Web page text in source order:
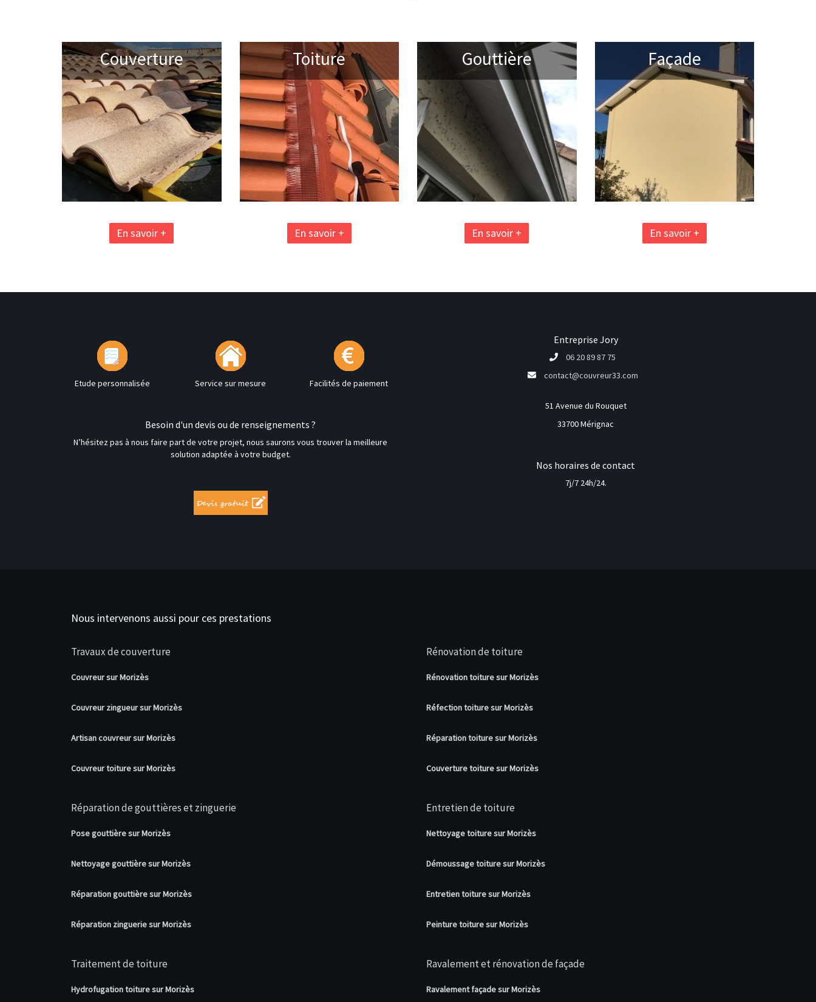
Couverture
En savoir +
Toiture
En savoir +
Gouttière
En savoir +
Façade
En savoir +
Etude personnalisée Service sur mesure Facilités de paiement
Besoin d'un devis ou de renseignements ?
N’hésitez pas à nous faire part de votre projet, nous saurons vous trouver la meilleure
solution adaptée à votre budget.
Entreprise Jory
06 20 89 87 75
contact@couvreur33.com
51 Avenue du Rouquet
33700 Mérignac
Nos horaires de contact
7j/7 24h/24.
Nous intervenons aussi pour ces prestations
Travaux de couverture
Couvreur sur Morizès
Couvreur zingueur sur Morizès
Artisan couvreur sur Morizès
Couvreur toiture sur Morizès
Rénovation de toiture
Rénovation toiture sur Morizès
Réfection toiture sur Morizès
Réparation toiture sur Morizès
Couverture toiture sur Morizès
Réparation de gouttières et zinguerie
Pose gouttière sur Morizès
Nettoyage gouttière sur Morizès
Réparation gouttière sur Morizès
Réparation zinguerie sur Morizès
Entretien de toiture
Nettoyage toiture sur Morizès
Démoussage toiture sur Morizès
Entretien toiture sur Morizès
Peinture toiture sur Morizès
Traitement de toiture
Hydrofugation toiture sur Morizès
Ravalement et rénovation de façade
Ravalement façade sur Morizès